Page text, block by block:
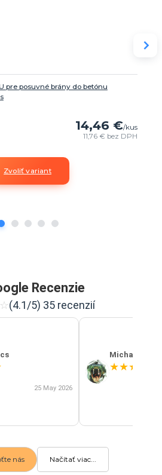
pre posuvné brány do betónu
14,46 €/kus
11,76 € bez DPH
Zvoliť variant
Recenzie
☆(4.1/5) 35 recenzií
25 May 2026
Michal Szabo
★★★
nás Načítať viac...